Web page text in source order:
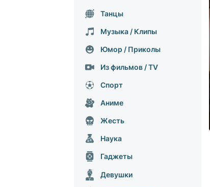
Танцы
Музыка / Клипы
Юмор / Приколы
Из фильмов / TV
Спорт
Аниме
Жесть
Наука
Гаджеты
Девушки